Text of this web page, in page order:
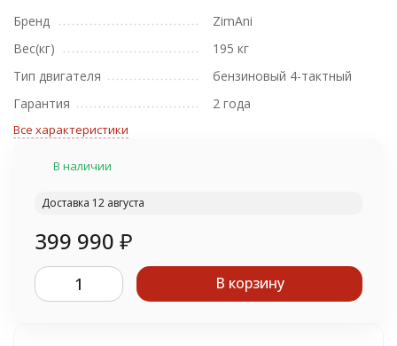
Бренд
ZimAni
Вес(кг)
195 кг
Тип двигателя
бензиновый 4-тактный
Гарантия
2 года
Все характеристики
В наличии
Доставка 12 августа
399 990 ₽
В корзину